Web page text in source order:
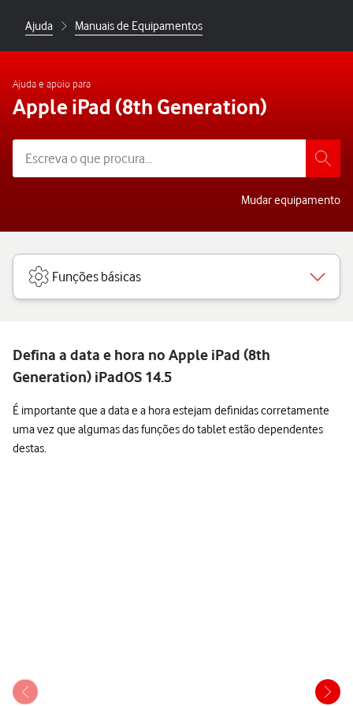
Ajuda Manuais de Equipamentos
Ajuda e apoio para
Apple iPad (8th Generation)
Mudar equipamento
Funções básicas
Defina a data e hora no Apple iPad (8th
Generation) iPadOS 14.5
É importante que a data e a hora estejam definidas corretamente
uma vez que algumas das funções do tablet estão dependentes
destas.